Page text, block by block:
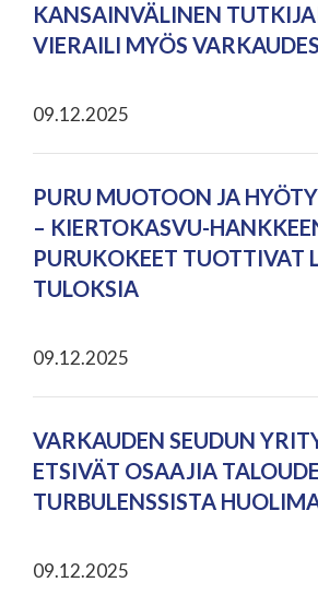
KANSAINVÄLINEN
VIERAILI MYÖS
09.12.2025
PURU MUOTOON JA
– KIERTOKASVU-
PURUKOKEET TUOTTIVAT
TULOKSIA
09.12.2025
VARKAUDEN SEUDUN
ETSIVÄT OSAAJIA
TURBULENSSISTA
09.12.2025